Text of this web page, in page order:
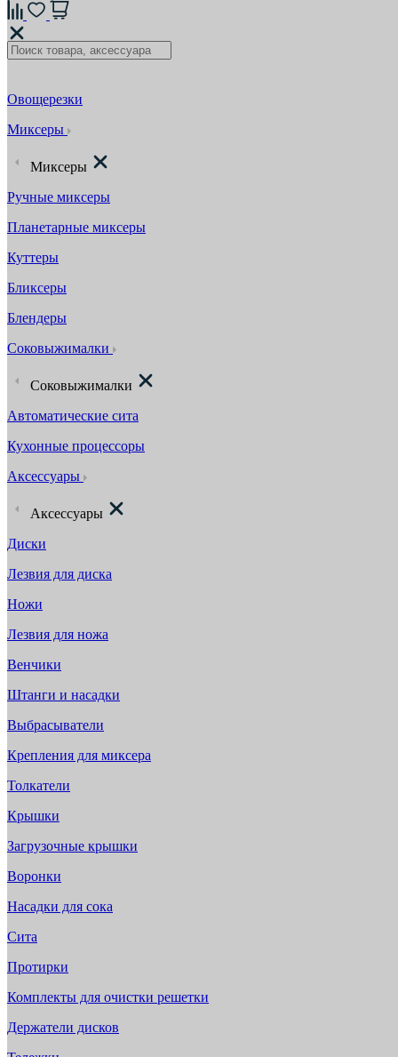
Овощерезки
Миксеры
Миксеры
Ручные миксеры
Планетарные миксеры
Куттеры
Бликсеры
Блендеры
Соковыжималки
Соковыжималки
Автоматические сита
Кухонные процессоры
Аксессуары
Аксессуары
Диски
Лезвия для диска
Ножи
Лезвия для ножа
Венчики
Штанги и насадки
Выбрасыватели
Крепления для миксера
Толкатели
Крышки
Загрузочные крышки
Воронки
Насадки для сока
Сита
Протирки
Комплекты для очистки решетки
Держатели дисков